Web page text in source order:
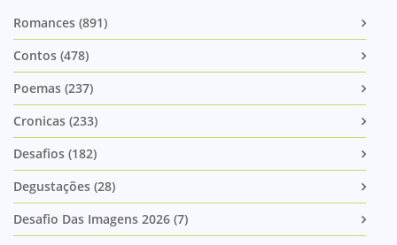
Romances (891)
Contos (478)
Poemas (237)
Cronicas (233)
Desafios (182)
Degustações (28)
Desafio Das Imagens 2026 (7)